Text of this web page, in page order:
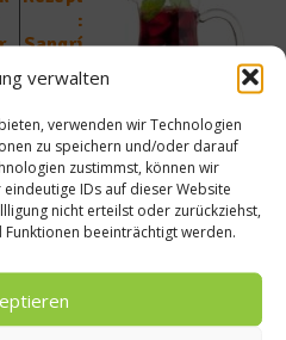
verwalten
verwenden wir Technologien
zu speichern und/oder darauf
zustimmst, können wir
IDs auf dieser Website
nicht erteilst oder zurückziehst,
beeinträchtigt werden.
:
Sangrí
a